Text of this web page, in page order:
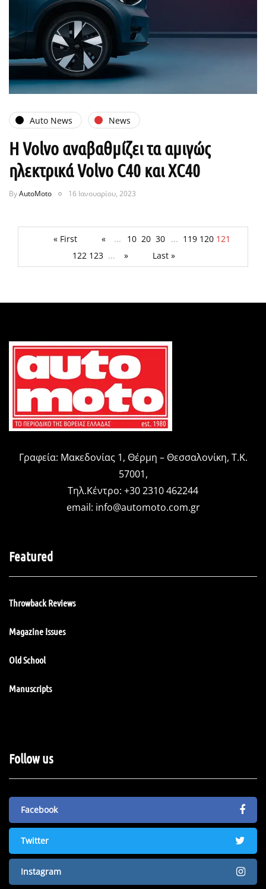
Auto News News
Η Volvo αναβαθμίζει τα αμιγώς
ηλεκτρικά Volvo C40 και XC40
ByAutoMoto 16 Ιανουαρίου, 2023
« First « ... 10 20 30 ... 119 120 121
122 123 ... » Last »
Γραφεία: Μακεδονίας 1, Θέρμη – Θεσσαλονίκη, Τ.Κ.
57001,
Τηλ.Κέντρο: +30 2310 462244
email: info@automoto.com.gr
Featured
Throwback Reviews
Magazine Issues
Old School
Manuscripts
Follow us
Facebook
Twitter
Instagram